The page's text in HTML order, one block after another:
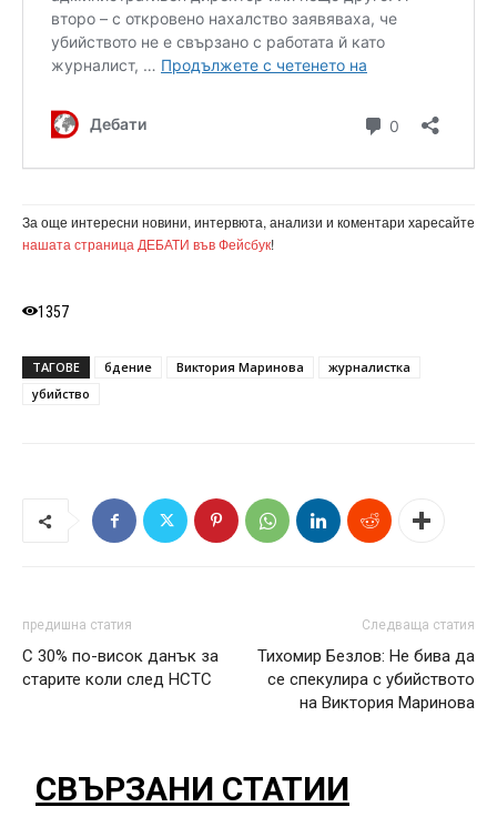
За още интересни новини, интервюта, анализи и коментари харесайте
нашата страница ДЕБАТИ във Фейсбук!
1357
ТАГОВЕ бдение Виктория Маринова
журналистка
убийство
предишна статия
С 30% по-висок данък за
старите коли след НСТС
Следваща статия
Тихомир Безлов: Не бива да
се спекулира с убийството
на Виктория Маринова
СВЪРЗАНИ СТАТИИ